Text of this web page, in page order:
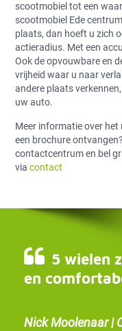
scootmobiel tot een
scootmobiel Ede
plaats, dan hoeft u zich
actieradius. Met een
Ook de opvouwbare en
vrijheid waar u naar
andere plaats
uw auto.
Meer informatie over
een brochure
contactcentrum en bel
viacontact
5 wielen
en
Nick Moolenaar |